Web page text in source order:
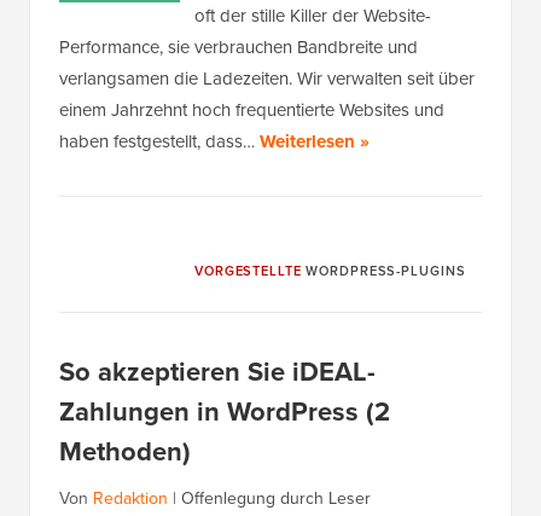
oft der stille Killer der Website-
Performance, sie verbrauchen Bandbreite und
verlangsamen die Ladezeiten. Wir verwalten seit über
einem Jahrzehnt hoch frequentierte Websites und
haben festgestellt, dass…Weiterlesen »
VORGESTELLTE WORDPRESS-PLUGINS
So akzeptieren Sie iDEAL-
Zahlungen in WordPress (2
Methoden)
Von Redaktion | Offenlegung durch Leser